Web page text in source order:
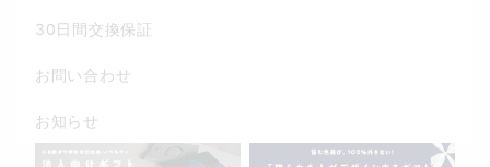
30日間交換保証
お問い合わせ
お知らせ